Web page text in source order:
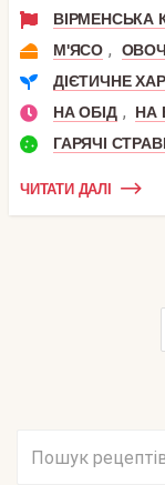
ВІРМЕНСЬКА
М'ЯСО ,
ДІЄТИЧНЕ
НА ОБІД , НА
ГАРЯЧІ
ЧИТАТИ ДАЛІ